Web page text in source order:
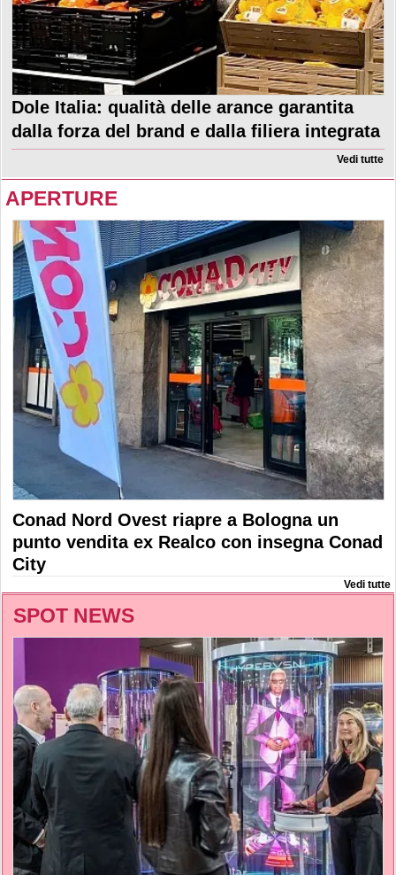
Dole Italia: qualità delle arance garantita
dalla forza del brand e dalla filiera integrata
Vedi tutte
APERTURE
Conad Nord Ovest riapre a Bologna un
punto vendita ex Realco con insegna Conad
City
Vedi tutte
SPOT NEWS